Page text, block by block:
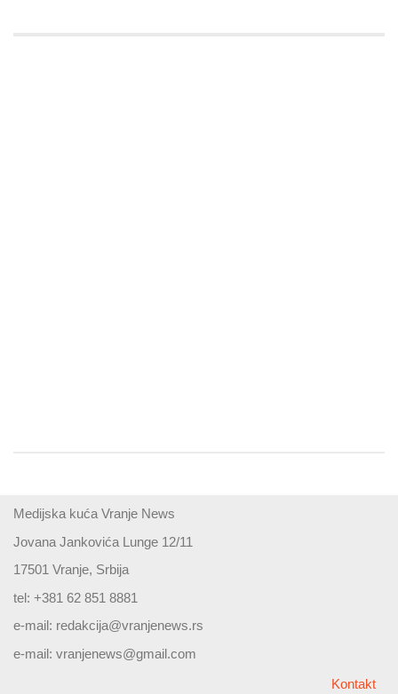
Medijska kuća Vranje News
Jovana Jankovića Lunge 12/11
17501 Vranje, Srbija
tel: +381 62 851 8881
e-mail: redakcija@vranjenews.rs
e-mail: vranjenews@gmail.com
Kontakt